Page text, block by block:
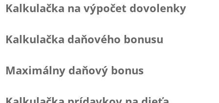
Kalkulačka na výpočet dovolenky
Kalkulačka daňového bonusu
Maximálny daňový bonus